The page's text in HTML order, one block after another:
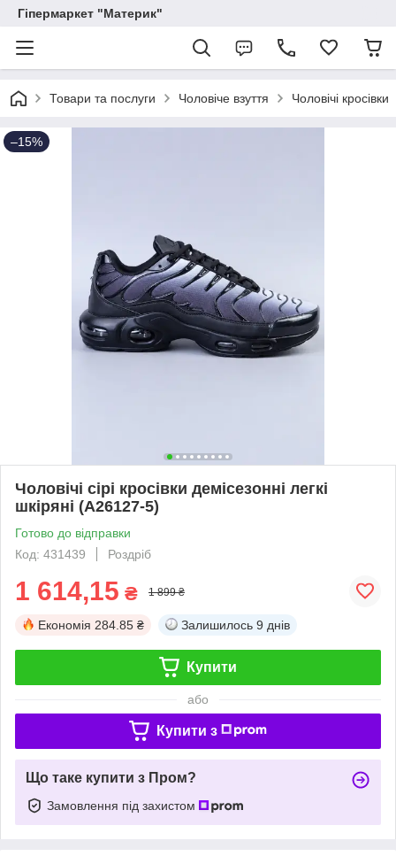
Гіпермаркет "Материк"
Товари та послуги Чоловіче взуття Чоловічі кросівки
–15%
Чоловічі сірі кросівки демісезонні легкі
шкіряні (A26127-5)
Готово до відправки
Код: 431439
Роздріб
1 614,15 ₴ 1 899 ₴
Економія 284.85 ₴ Залишилось 9 днів
Купити
або
Купити з
Що таке купити з Пром?
Замовлення під захистом